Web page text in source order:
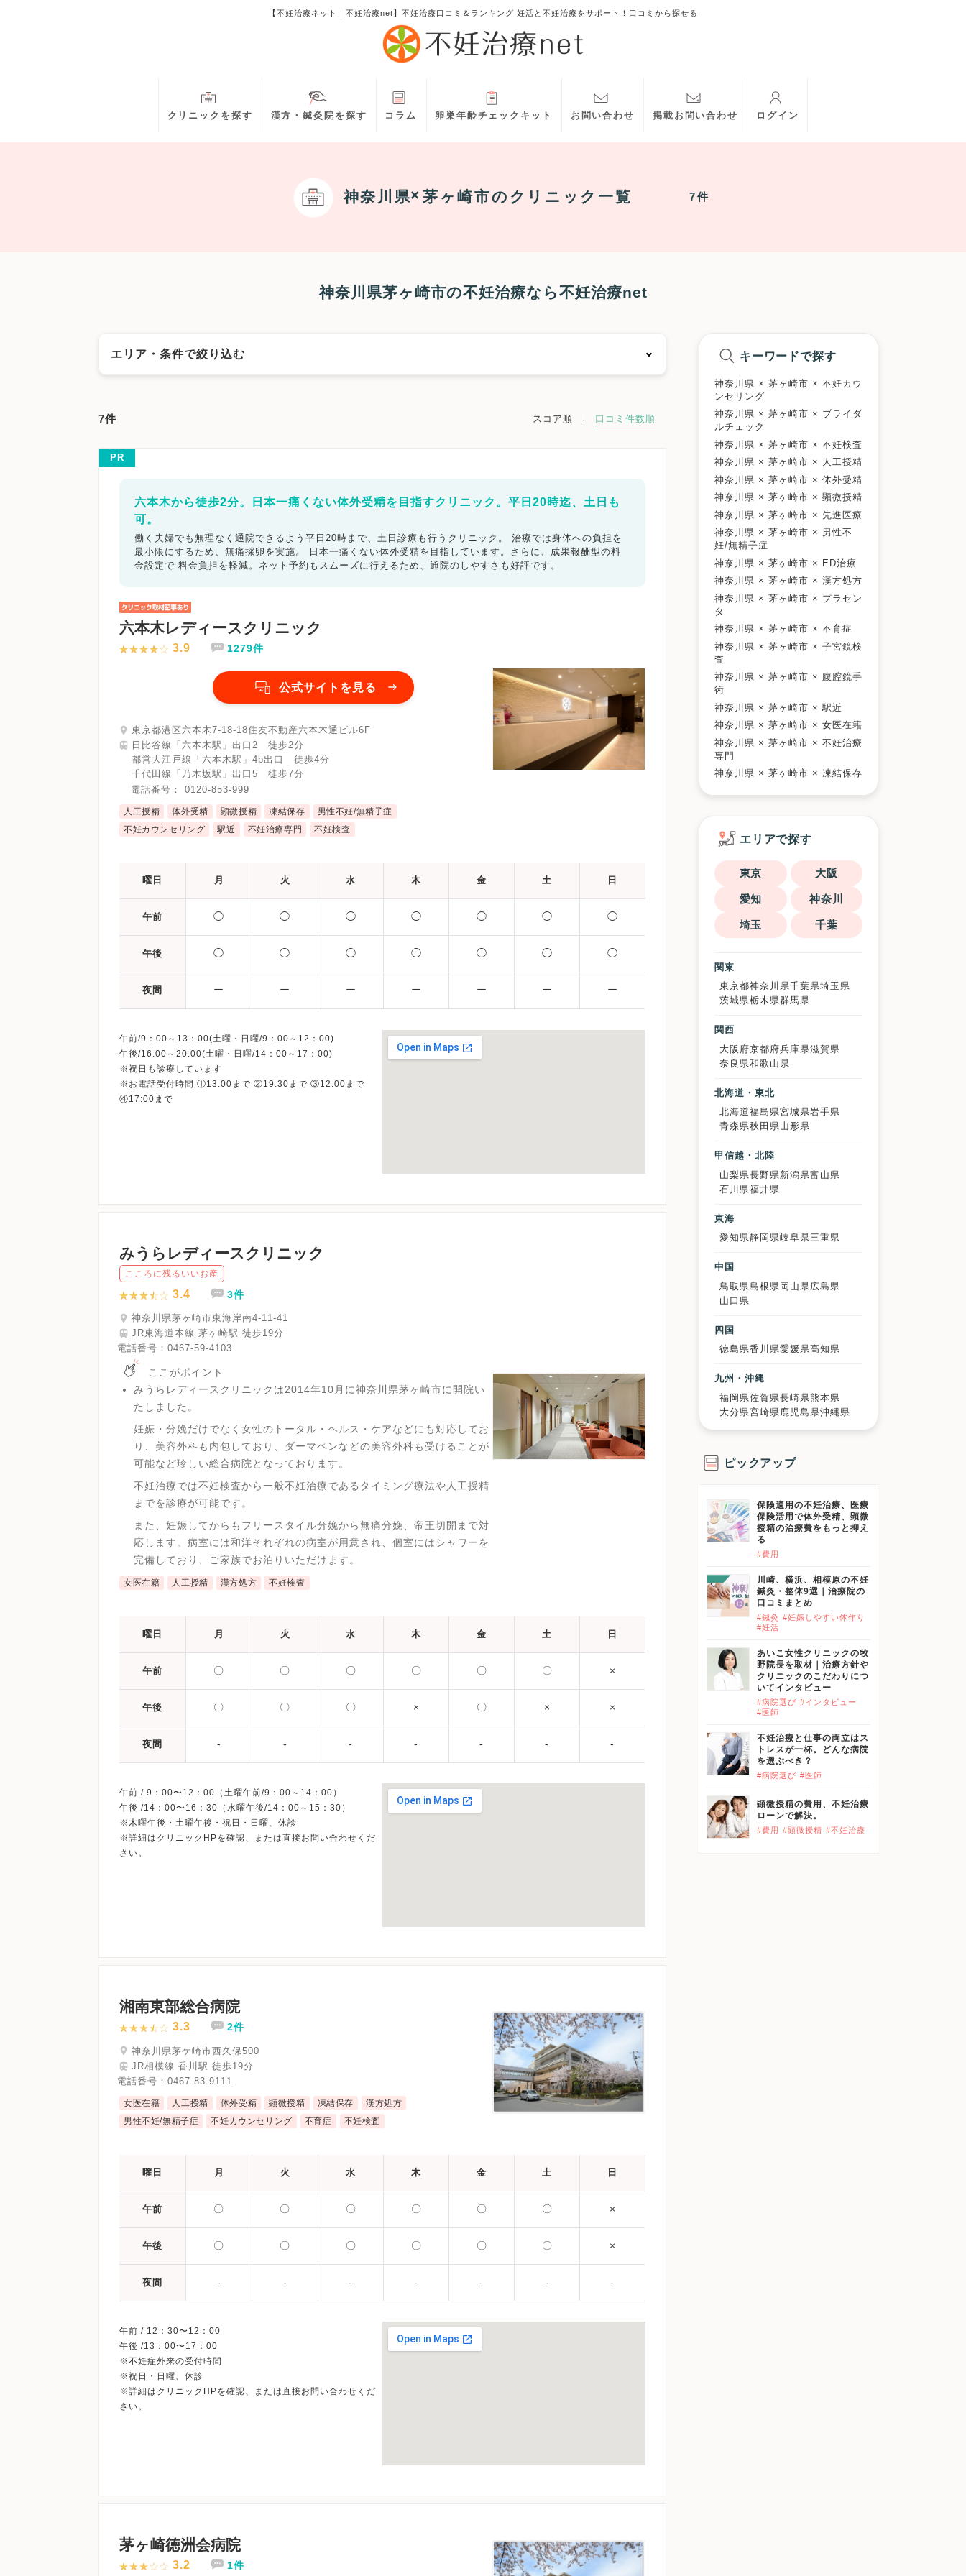
【不妊治療ネット｜不妊治療net】不妊治療口コミ＆ランキング 妊活と不妊治療をサポート！口コミから探せる
クリニックを探す 漢方・鍼灸院を探す コラム 卵巣年齢チェックキット お問い合わせ 掲載お問い合わせ ログイン
神奈川県 茅ヶ崎市のクリニック一覧 7件
神奈川県茅ヶ崎市の不妊治療なら不妊治療net
エリア・条件で絞り込む
横浜市金沢区
横浜市泉区
平塚市
鎌倉市 藤沢市 小田原市 茅ヶ崎市 逗子市 三浦市 秦野市 厚木市 大和市 伊勢原市
海老名市
座間市
キーワードで絞る
顕微授精
男性不妊/無精子症
腹腔鏡手術
7件 スコア順 口コミ件数順
PR
六本木から徒歩2分。日本一痛くない体外受精を目指すクリニック。平日20時迄、土日も
可。
働く夫婦でも無理なく通院できるよう平日20時まで、土日診療も行うクリニック。 治療では身体への負担を
最小限にするため、無痛採卵を実施。 日本一痛くない体外受精を目指しています。さらに、成果報酬型の料
金設定で 料金負担を軽減。ネット予約もスムーズに行えるため、通院のしやすさも好評です。
六本木レディースクリニック
3.9 1279件
公式サイトを見る
東京都港区六本木7-18-18住友不動産六本木通ビル6F
日比谷線「六本木駅」出口2 徒歩2分
都営大江戸線「六本木駅」4b出口 徒歩4分
千代田線「乃木坂駅」出口5 徒歩7分
電話番号： 0120-853-999
人工授精 体外受精 顕微授精 凍結保存
男性不妊/無精子症
不妊カウンセリング
駅近 不妊治療専門 不妊検査
曜日 月 火 水 木 金 土 日
午前 ◯ ◯ ◯ ◯ ◯ ◯ ◯
午後 ◯ ◯ ◯ ◯ ◯ ◯ ◯
夜間 ー ー ー ー ー ー ー
午前/9：00～13：00(土曜・日曜/9：00～12：00)
午後/16:00～20:00(土曜・日曜/14：00～17：00)
※祝日も診療しています
※お電話受付時間 ①13:00まで ②19:30まで ③12:00まで
みうらレディースクリニック
こころに残るいいお産
3.4 3件
神奈川県茅ヶ崎市東海岸南4-11-41
JR東海道本線 茅ヶ崎駅 徒歩19分
電話番号： 0467-59-4103
ここがポイント
みうらレディースクリニックは2014年10月に神奈川県茅ヶ崎市に開院い
たしました。
妊娠・分娩だけでなく女性のトータル・ヘルス・ケアなどにも対応してお
り、美容外科も内包しており、ダーマペンなどの美容外科も受けることが
可能など珍しい総合病院となっております。​​​​
不妊治療では不妊検査から一般不妊治療であるタイミング療法や人工授精
までを診療が可能です。
また、妊娠してからもフリースタイル分娩から無痛分娩、帝王切開まで対
応します。病室には和洋それぞれの病室が用意され、個室にはシャワーを
完備しており、ご家族でお泊りいただけます。
女医在籍 人工授精 漢方処方 不妊検査
曜日 月 火 水 木 金 土 日
午前 〇 〇 〇 〇 〇 〇 ×
午後 〇 〇 〇 × 〇 × ×
夜間 - - - - - - -
午前 / 9：00〜12：00（土曜午前/9：00～14：00）
午後 /14：00〜16：30（水曜午後/14：00～15：30）
※木曜午後・土曜午後・祝日・日曜、休診
※詳細はクリニックHPを確認、または直接お問い合わせくだ
湘南東部総合病院
3.3 2件
神奈川県茅ケ崎市西久保500
JR相模線 香川駅 徒歩19分
電話番号： 0467-83-9111
女医在籍 人工授精 体外受精 顕微授精 凍結保存
漢方処方
男性不妊/無精子症
不妊カウンセリング 不育症 不妊検査
曜日 月 火 水 木 金 土 日
午前 〇 〇 〇 〇 〇 〇 ×
午後 〇 〇 〇 〇 〇 〇 ×
夜間 - - - - - - -
午前 / 12：30〜12：00
午後 /13：00〜17：00
※不妊症外来の受付時間
※祝日・日曜、休診
※詳細はクリニックHPを確認、または直接お問い合わせくだ
茅ヶ崎徳洲会病院
3.2 1件
キーワードで探す
神奈川県 × 茅ヶ崎市 × 不妊カウ
ンセリング
神奈川県 × 茅ヶ崎市 × ブライダ
ルチェック
神奈川県 × 茅ヶ崎市 × 不妊検査
神奈川県 × 茅ヶ崎市 × 人工授精
神奈川県 × 茅ヶ崎市 × 体外受精
神奈川県 × 茅ヶ崎市 × 顕微授精
神奈川県 × 茅ヶ崎市 × 先進医療
神奈川県 × 茅ヶ崎市 × 男性不
妊/無精子症
神奈川県 × 茅ヶ崎市 × ED治療
神奈川県 × 茅ヶ崎市 × 漢方処方
神奈川県 × 茅ヶ崎市 × プラセン
タ
神奈川県 × 茅ヶ崎市 × 不育症
神奈川県 × 茅ヶ崎市 × 子宮鏡検
査
神奈川県 × 茅ヶ崎市 × 腹腔鏡手
術
神奈川県 × 茅ヶ崎市 × 駅近
神奈川県 × 茅ヶ崎市 × 女医在籍
神奈川県 × 茅ヶ崎市 × 不妊治療
専門
神奈川県 × 茅ヶ崎市 × 凍結保存
エリアで探す
東京 大阪
愛知 神奈川
埼玉 千葉
関東
東京都神奈川県千葉県埼玉県
茨城県栃木県群馬県
関西
大阪府京都府兵庫県滋賀県
奈良県和歌山県
北海道・東北
北海道福島県宮城県岩手県
青森県秋田県山形県
甲信越・北陸
山梨県長野県 新潟県富山県
石川県福井県
東海
愛知県静岡県岐阜県三重県
中国
鳥取県島根県 岡山県 広島県
山口県
四国
徳島県香川県愛媛県高知県
九州・沖縄
福岡県佐賀県長崎県 熊本県
大分県宮崎県 鹿児島県沖縄県
ピックアップ
保険適用の不妊治療、医療
保険活用で体外受精、顕微
授精の治療費をもっと抑え
る
#費用
川崎、横浜、相模原の不妊
鍼灸・整体9選｜治療院の
口コミまとめ
#鍼灸 #妊娠しやすい体作り
#妊活
あいこ女性クリニックの牧
野院長を取材｜治療方針や
クリニックのこだわりにつ
いてインタビュー
#病院選び #インタビュー
#医師
不妊治療と仕事の両立はス
トレスが一杯。どんな病院
を選ぶべき？
#病院選び #医師
顕微授精の費用、不妊治療
ローンで解決。
#費用 #顕微授精 #不妊治療